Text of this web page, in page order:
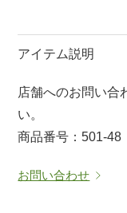
ポット
ロックカップ
徳利・盃
アイテム説明
店舗へのお問い合
い。
商品番号：501-48
お問い合わせ